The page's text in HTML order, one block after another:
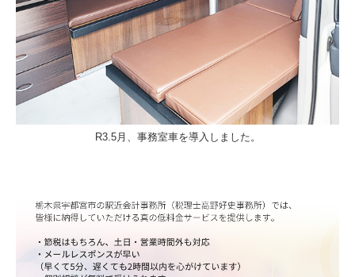
R3.5月、事務室車を導入しました。